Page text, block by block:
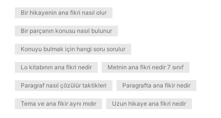
Bir hikayenin ana fikri nasıl olur
Bir parçanın konusu nasıl bulunur
Konuyu bulmak için hangi soru sorulur
Lo kitabının ana fikri nedir Metnin ana fikri nedir 7 sınıf
Paragraf nasıl çözülür taktikleri Paragrafta ana fikir nedir
Tema ve ana fikir aynı mıdır Uzun hikaye ana fikri nedir